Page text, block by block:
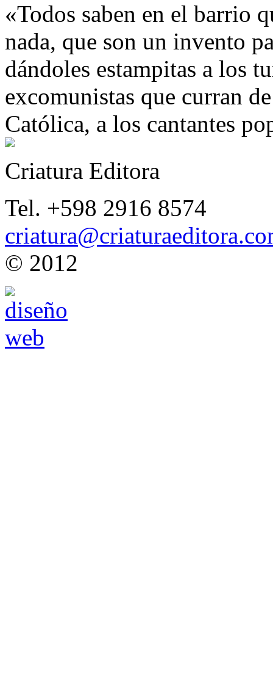
«Todos saben en el barrio
nada, que son un invento
dándoles estampitas a los
excomunistas que curran
Católica, a los cantantes
Criatura Editora
Tel. +598 2916 8574
© 2012